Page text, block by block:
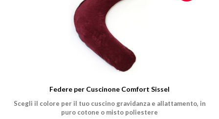
Federe per Cuscinone Comfort Sissel
Scegli il colore per il tuo cuscino gravidanza e allattamento, in
puro cotone o misto poliestere